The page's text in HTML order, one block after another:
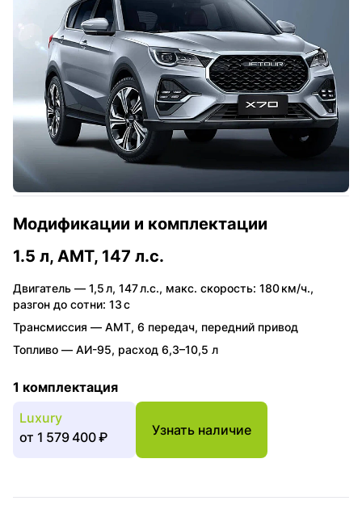
Модификации и комплектации
1.5 л, AMT, 147 л.с.
Двигатель — 1,5 л, 147 л.с., макс. скорость: 180 км/ч.,
разгон до сотни: 13 с
Трансмиссия — AMT, 6 передач, передний привод
Топливо — АИ-95, расход 6,3–10,5 л
1 комплектация
Luxury
от 1 579 400 ₽ Узнать наличие